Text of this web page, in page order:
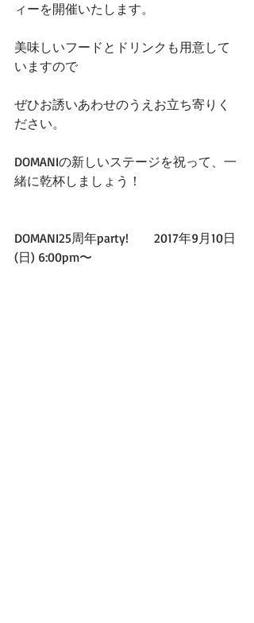
ィーを開催いたします。
美味しいフードとドリンクも用意して
いますので
ぜひお誘いあわせのうえお立ち寄りく
ださい。
DOMANIの新しいステージを祝って、一
緒に乾杯しましょう！
DOMANI25周年party!        2017年9月10日
(日) 6:00pm〜